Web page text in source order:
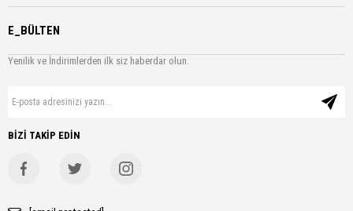
E_BÜLTEN
Yenilik ve İndirimlerden ilk siz haberdar olun.
BİZİ TAKİP EDİN